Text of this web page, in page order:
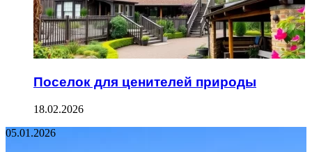
Поселок для ценителей природы
18.02.2026
05.01.2026